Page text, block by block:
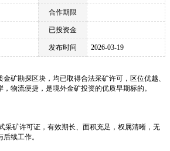
合作期限
已投资金
发布时间
2026-03-19
矿勘探区块，均已取得合法采矿许可，区位优越、
物流便捷，是境外金矿投资的优质早期标的。
矿许可证，有效期长、面积充足，权属清晰，无
续工作。